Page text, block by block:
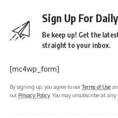
Sign Up For
Be keep up! Get the
straight to your inbox.
[mc4wp_form]
By signing up, you agree to ourTerms of Use
our Privacy Policy. You may unsubscribe at any